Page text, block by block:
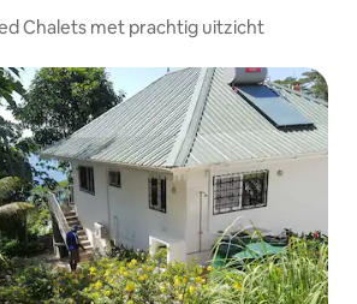
Chalets met prachtig uitzicht